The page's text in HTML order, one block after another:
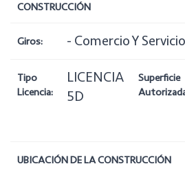
CONSTRUCCIÓN
Giros: - Comercio Y
Tipo
Licencia:
LICENCIA
5D
Superficie
UBICACIÓN DE LA CONSTRUCCIÓN